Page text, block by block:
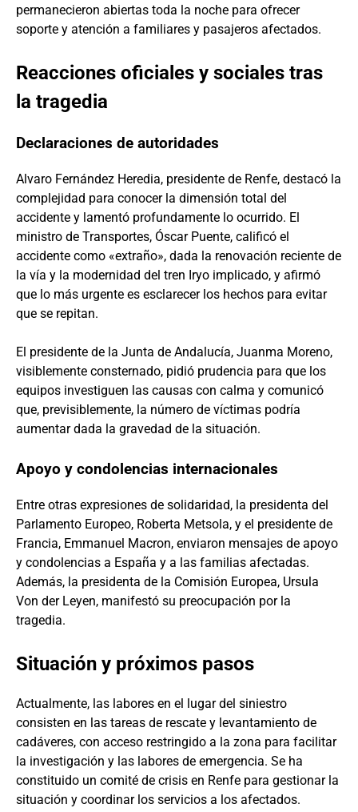
permanecieron abiertas toda la noche para ofrecer
soporte y atención a familiares y pasajeros afectados.
Reacciones oficiales y sociales tras
la tragedia
Declaraciones de autoridades
Alvaro Fernández Heredia, presidente de Renfe, destacó la
complejidad para conocer la dimensión total del
accidente y lamentó profundamente lo ocurrido. El
ministro de Transportes, Óscar Puente, calificó el
accidente como «extraño», dada la renovación reciente de
la vía y la modernidad del tren Iryo implicado, y afirmó
que lo más urgente es esclarecer los hechos para evitar
que se repitan.
El presidente de la Junta de Andalucía, Juanma Moreno,
visiblemente consternado, pidió prudencia para que los
equipos investiguen las causas con calma y comunicó
que, previsiblemente, la número de víctimas podría
aumentar dada la gravedad de la situación.
Apoyo y condolencias internacionales
Entre otras expresiones de solidaridad, la presidenta del
Parlamento Europeo, Roberta Metsola, y el presidente de
Francia, Emmanuel Macron, enviaron mensajes de apoyo
y condolencias a España y a las familias afectadas.
Además, la presidenta de la Comisión Europea, Ursula
Von der Leyen, manifestó su preocupación por la
tragedia.
Situación y próximos pasos
Actualmente, las labores en el lugar del siniestro
consisten en las tareas de rescate y levantamiento de
cadáveres, con acceso restringido a la zona para facilitar
la investigación y las labores de emergencia. Se ha
constituido un comité de crisis en Renfe para gestionar la
situación y coordinar los servicios a los afectados.